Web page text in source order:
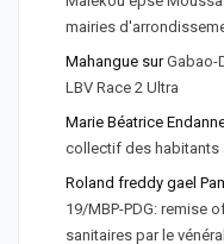
mairies
Mahangue surGabao-
LBV Race 2 Ultra
Marie Béatrice
collectif des habitants
Roland freddy gael
19/MBP-PDG: remise
sanitaires par le